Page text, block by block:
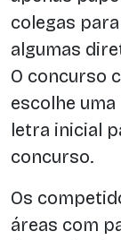
colegas
algumas
O concurso
escolhe
letra inicial
concurso.
Os
áreas com